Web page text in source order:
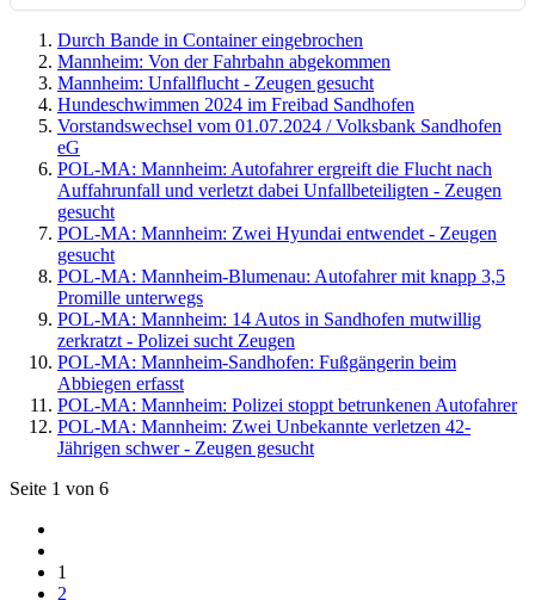
Durch Bande in Container eingebrochen
Mannheim: Von der Fahrbahn abgekommen
Mannheim: Unfallflucht - Zeugen gesucht
Hundeschwimmen 2024 im Freibad Sandhofen
Vorstandswechsel vom 01.07.2024 / Volksbank Sandhofen
eG
POL-MA: Mannheim: Autofahrer ergreift die Flucht nach
Auffahrunfall und verletzt dabei Unfallbeteiligten - Zeugen
gesucht
POL-MA: Mannheim: Zwei Hyundai entwendet - Zeugen
gesucht
POL-MA: Mannheim-Blumenau: Autofahrer mit knapp 3,5
Promille unterwegs
POL-MA: Mannheim: 14 Autos in Sandhofen mutwillig
zerkratzt - Polizei sucht Zeugen
POL-MA: Mannheim-Sandhofen: Fußgängerin beim
Abbiegen erfasst
POL-MA: Mannheim: Polizei stoppt betrunkenen Autofahrer
POL-MA: Mannheim: Zwei Unbekannte verletzen 42-
Jährigen schwer - Zeugen gesucht
Seite 1 von 6
1
2